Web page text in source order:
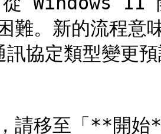
難。新的流程意
協定類型變更預
請移至「**開